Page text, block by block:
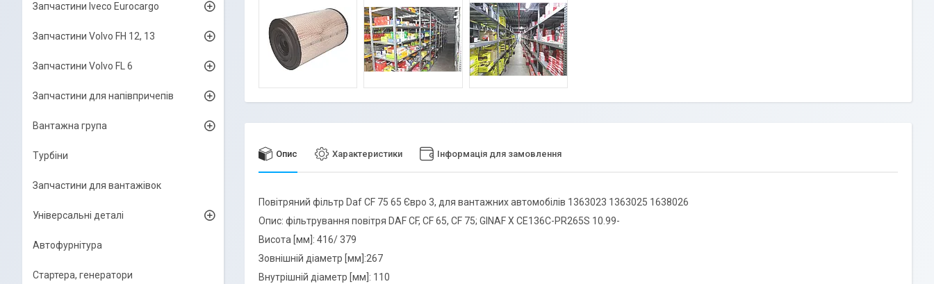
Опис Характеристики Інформація для замовлення
Повітряний фільтр Daf CF 75 65 Євро 3, для вантажних автомобілів 1363023 1363025 1638026
Опис: фільтрування повітря DAF CF, CF 65, CF 75; GINAF X CE136C-PR265S 10.99-
Висота [мм]: 416/ 379
Зовнішній діаметр [мм]:267
Внутрішній діаметр [мм]: 110
Запчастини Iveco Eurocargo
Запчастини Volvo FH 12, 13
Запчастини Volvo FL 6
Запчастини для напівпричепів
Вантажна група
Турбіни
Запчастини для вантажівок
Універсальні деталі
Автофурнітура
Стартера, генератори